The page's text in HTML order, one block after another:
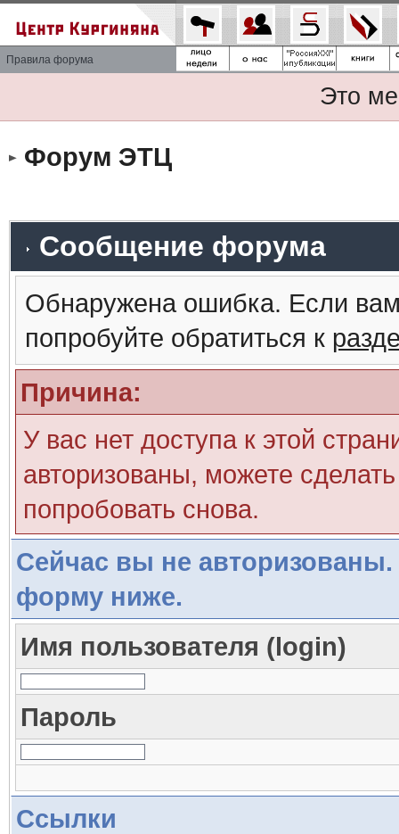
Правила форума
Это
Форум ЭТЦ
Сообщение форума
Обнаружена ошибка. Если
попробуйте обратиться к
Причина:
У вас нет доступа к этой
авторизованы, можете
попробовать снова.
Сейчас вы не авторизованы.
форму ниже.
Имя пользователя (login)
Пароль
Ссылки